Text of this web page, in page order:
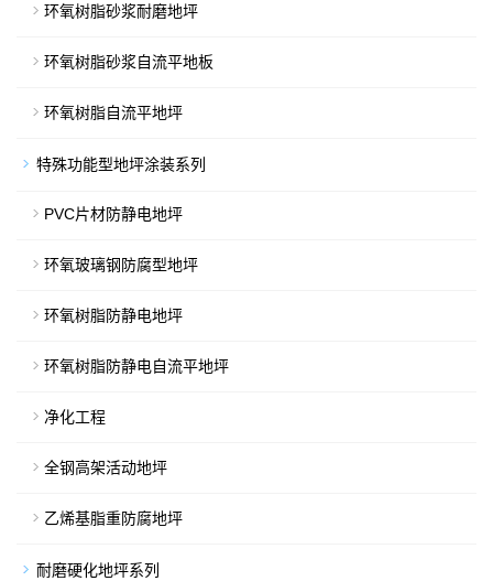
环氧树脂砂浆耐磨地坪
环氧树脂砂浆自流平地板
环氧树脂自流平地坪
特殊功能型地坪涂装系列
PVC片材防静电地坪
环氧玻璃钢防腐型地坪
环氧树脂防静电地坪
环氧树脂防静电自流平地坪
净化工程
全钢高架活动地坪
乙烯基脂重防腐地坪
耐磨硬化地坪系列